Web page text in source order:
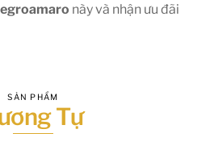
này và nhận ưu đãi
SẢN PHẨM
Tự